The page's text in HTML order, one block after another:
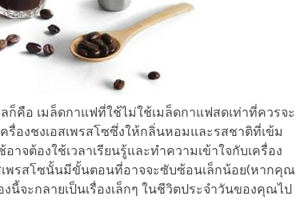
คือ เมล็ดกาแฟที่ใช้ไม่ใช้เมล็ดกาแฟสดเท่าที่ควรจะ
องชงเอสเพรสโซซึ่งให้กลิ่นหอมและรสชาติที่เข้ม
าจต้องใช้เวลาเรียนรู้และทำความเข้าใจกับเครื่อง
เพรสโซนั้นมีขั้นตอนที่อาจจะซับซ้อนเล็กน้อย(หากคุณ
นี้จะกลายเป็นเรื่องเล็กๆ ในชีวิตประจำวันของคุณไป